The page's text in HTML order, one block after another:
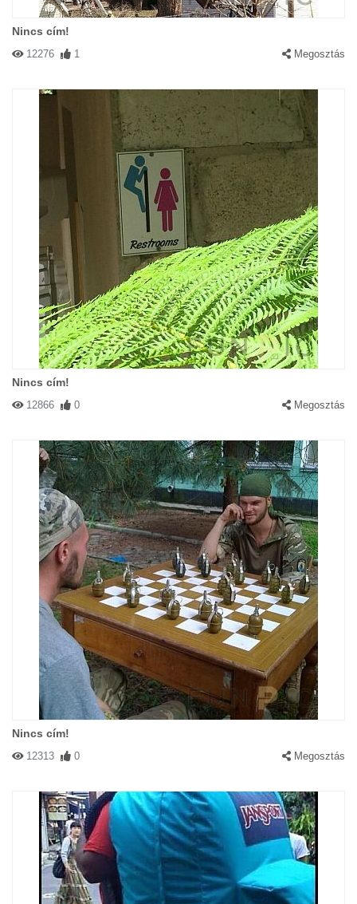
Nincs cím!
12276 1 Megosztás
Nincs cím!
12866 0 Megosztás
Nincs cím!
12313 0 Megosztás